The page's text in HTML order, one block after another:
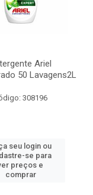
Ariel
50 Lavagens2L
308196
seu login ou
se para
preços e
comprar